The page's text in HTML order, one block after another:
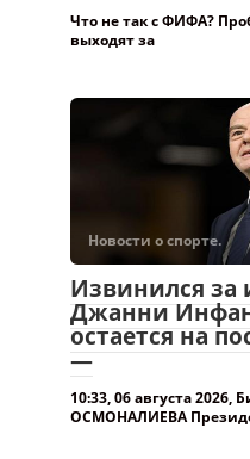
Что не так с ФИФА?
выходят за
Новости о спорте.
Извинился за
Джанни
остается на
—
10:33, 06 августа
ОСМОНАЛИЕВА